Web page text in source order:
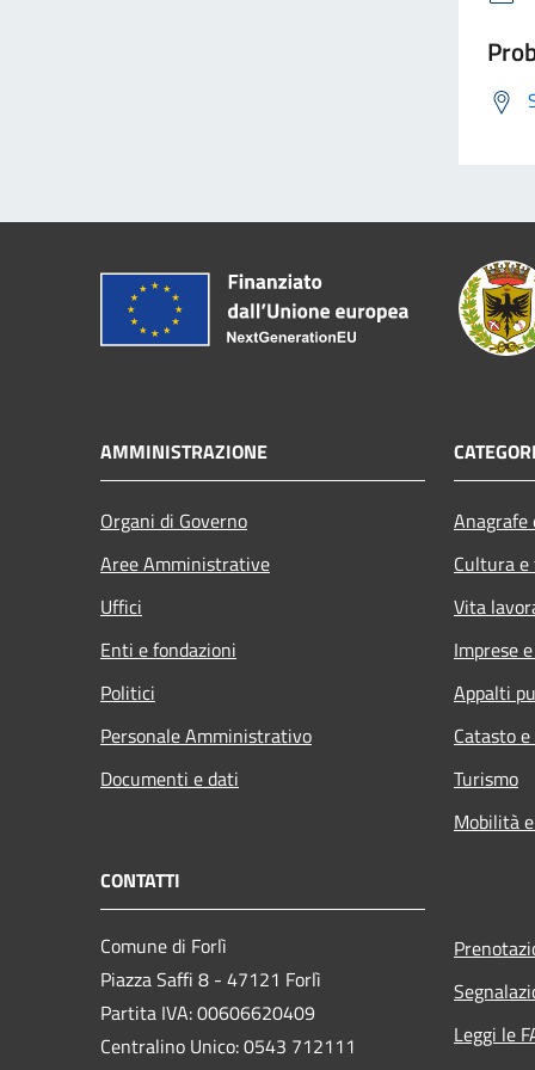
AMMINISTRAZIONE
Organi di Governo
Aree Amministrative
Uffici
Enti e fondazioni
Politici
Personale Amministrativo
Documenti e dati
Cultura
Vita
Imprese
Appalti
Catasto
Turismo
Mobilità
CONTATTI
Comune di Forlì
Piazza Saffi 8 - 47121 Forlì
Partita IVA: 00606620409
Centralino Unico: 0543 712111
Leggi le